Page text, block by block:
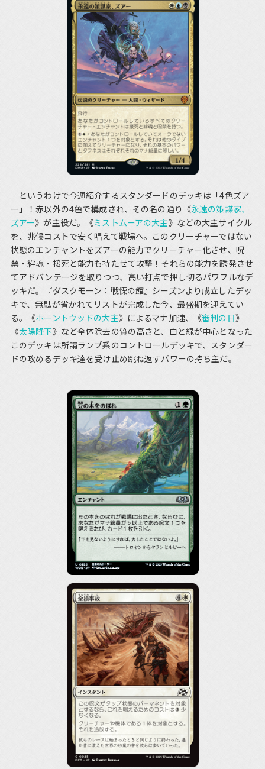
というわけで今週紹介するスタンダードのデッキは「4色ズア
ー」！赤以外の4色で構成され、その名の通り《永遠の策謀家、
ズアー》が主役だ。《ミストムーアの大主》などの大主サイクル
を、兆候コストで安く唱えて戦場へ。このクリーチャーではない
状態のエンチャントをズアーの能力でクリーチャー化させ、呪
禁・絆魂・接死と能力も持たせて攻撃！それらの能力を誘発させ
てアドバンテージを取りつつ、高い打点で押し切るパワフルなデ
ッキだ。『ダスクモーン：戦慄の館』シーズンより成立したデッ
キで、無駄が省かれてリストが完成した今、最盛期を迎えてい
る。《ホーントウッドの大主》によるマナ加速、《審判の日》
《太陽降下》など全体除去の質の高さと、白と緑が中心となった
このデッキは所謂ランプ系のコントロールデッキで、スタンダー
ドの攻めるデッキ達を受け止め跳ね返すパワーの持ち主だ。